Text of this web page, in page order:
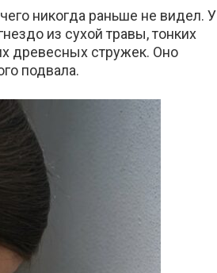
никогда раньше не видел. У
из сухой травы, тонких
древесных стружек. Оно
подвала.